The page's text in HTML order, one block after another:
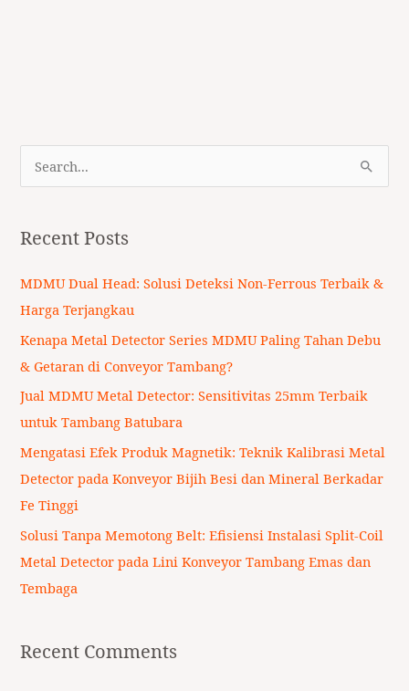
r
c
h
:
Recent Posts
MDMU Dual Head: Solusi Deteksi Non-Ferrous Terbaik &
Harga Terjangkau
Kenapa Metal Detector Series MDMU Paling Tahan Debu
& Getaran di Conveyor Tambang?
Jual MDMU Metal Detector: Sensitivitas 25mm Terbaik
untuk Tambang Batubara
Mengatasi Efek Produk Magnetik: Teknik Kalibrasi Metal
Detector pada Konveyor Bijih Besi dan Mineral Berkadar
Fe Tinggi
Solusi Tanpa Memotong Belt: Efisiensi Instalasi Split-Coil
Metal Detector pada Lini Konveyor Tambang Emas dan
Tembaga
Recent Comments